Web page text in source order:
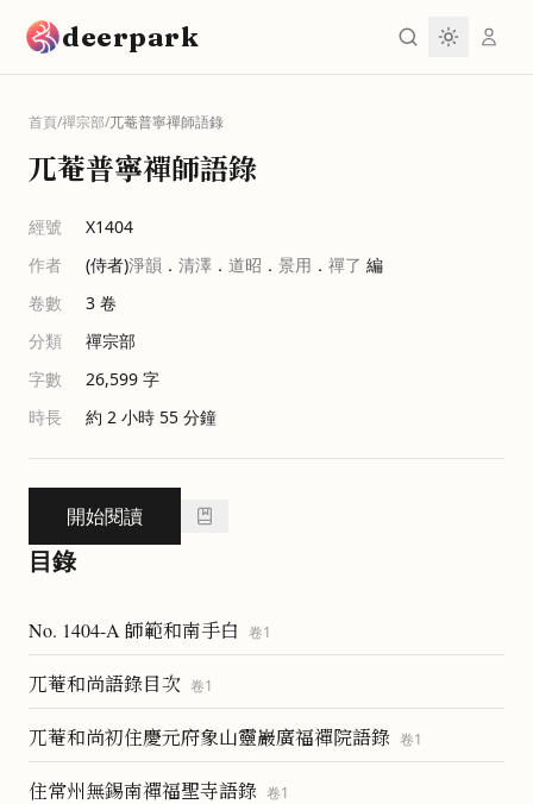
deerpark
首頁/禪宗部/兀菴普寧禪師語錄
兀菴普寧禪師語錄
經號
X1404
作者
(侍者)淨韻 ． 清澤 ． 道昭 ． 景用 ． 禪了 編
卷數
3 卷
分類
禪宗部
字數
26,599 字
時長
約 2 小時 55 分鐘
開始閱讀
目錄
No. 1404-A 師範和南手白 卷1
兀菴和尚語錄目次 卷1
兀菴和尚初住慶元府象山靈巖廣福禪院語錄 卷1
住常州無錫南禪福聖寺語錄 卷1